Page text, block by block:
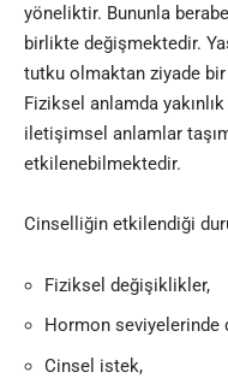
yöneliktir. Bununla
birlikte değişmektedir.
tutku olmaktan ziyade bir
Fiziksel anlamda
iletişimsel anlamlar
etkilenebilmektedir.
Cinselliğin etkilendiği
Fiziksel değişiklikler,
Hormon seviyelerinde
Cinsel istek,